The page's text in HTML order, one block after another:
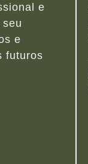
e
e
futuros